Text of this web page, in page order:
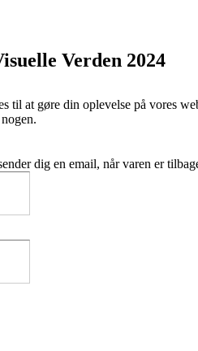
Verden 2024
til at gøre din oplevelse på vores
dig en email, når varen er